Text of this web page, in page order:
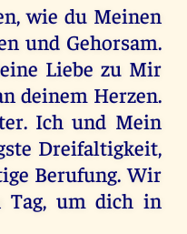
wie du Meinen
und Gehorsam.
Liebe zu Mir
deinem Herzen.
Ich und Mein
Dreifaltigkeit,
Berufung. Wir
Tag, um dich in